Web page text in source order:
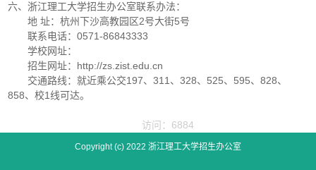
六、浙江理工大学招生办公室联系办法：
地 址：杭州下沙高教园区2号大街5号
联系电话：0571-86843333
学校网址：
招生网址：http://zs.zist.edu.cn
交通路线：就近乘公交197、311、328、525、595、828、
858、校1线可达。
访问：6884
Copyright (c) 2022 浙江理工大学招生办公室